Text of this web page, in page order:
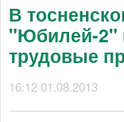
В
"Юбилей-2"
трудовые
16:12 01.08.2013